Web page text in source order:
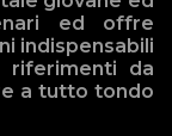
ed offre
indispensabili
da
a tutto tondo